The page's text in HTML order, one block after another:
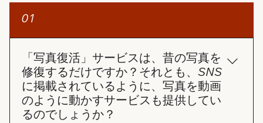
01
「写真復活」サービスは、昔の写真を
修復するだけですか？それとも、SNS
に掲載されているように、写真を動画
のように動かすサービスも提供してい
るのでしょうか？